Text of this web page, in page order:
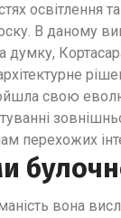
освітлення
В даному
думку,
свою
перехожих
вона